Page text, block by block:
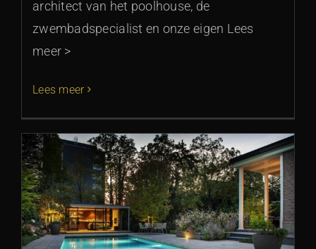
architect van het poolhouse, de
zwembadspecialist en onze eigen Lees
meer >
Lees meer